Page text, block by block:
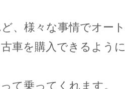
、様々な事情でオー
車を購入できるよう
て乗ってくれます。